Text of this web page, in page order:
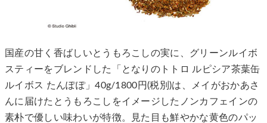
国産の甘く香ばしいとうもろこしの実に、グリーンルイボ
スティーをブレンドした「となりのトトロ ルピシア茶葉缶
ルイボス たんぽぽ」40g/1800円(税別)は、メイがおかあさ
んに届けたとうもろこしをイメージしたノンカフェインの
素朴で優しい味わいが特徴。見た目も鮮やかな黄色のパッ